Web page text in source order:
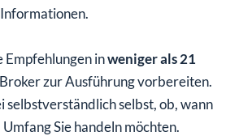
Informationen.
Empfehlungen inweniger als 21
zur Ausführung vorbereiten.
selbstverständlich selbst, ob, wann
Sie handeln möchten.